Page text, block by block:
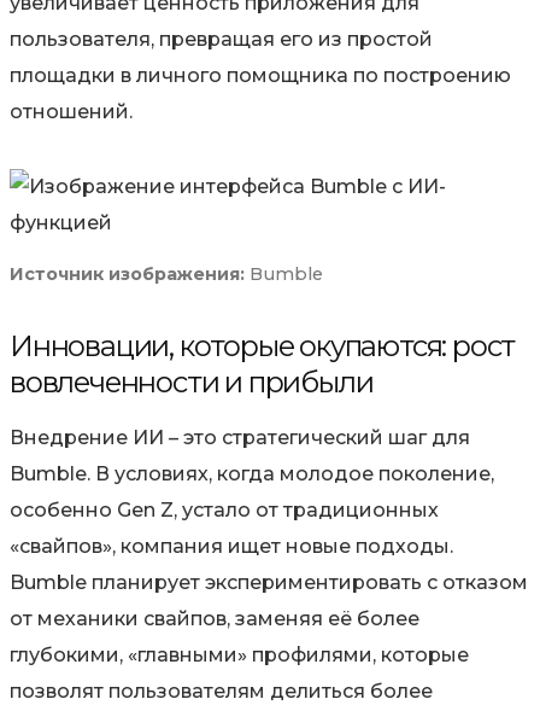
пользователя, превращая его из простой
площадки в личного помощника по построению
отношений.
Источник изображения: Bumble
Инновации, которые окупаются: рост
вовлеченности и прибыли
Внедрение ИИ – это стратегический шаг для
Bumble. В условиях, когда молодое поколение,
особенно Gen Z, устало от традиционных
«свайпов», компания ищет новые подходы.
Bumble планирует экспериментировать с отказом
от механики свайпов, заменяя её более
глубокими, «главными» профилями, которые
позволят пользователям делиться более